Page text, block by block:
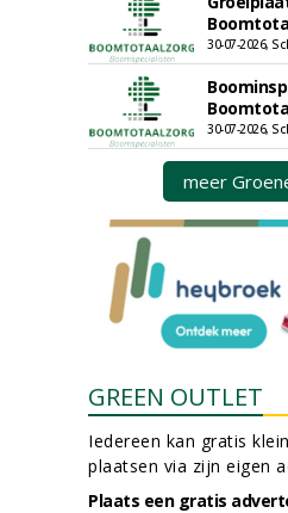
30-07-2026,
30-07-2026,
meer
GREEN OUTLET
Iedereen kan gratis
plaatsen via zijn eigen
Plaats een gratis